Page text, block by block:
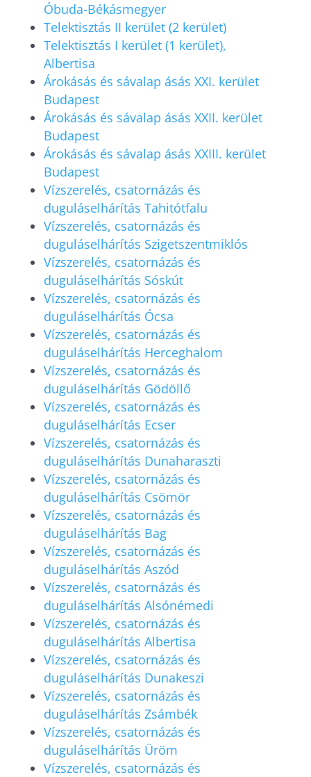
Óbuda-Békásmegyer
Telektisztás II kerület (2 kerület)
Telektisztás I kerület (1 kerület),
Albertisa
Árokásás és sávalap ásás XXI. kerület
Budapest
Árokásás és sávalap ásás XXII. kerület
Budapest
Árokásás és sávalap ásás XXIII. kerület
Budapest
Vízszerelés, csatornázás és
duguláselhárítás Tahitótfalu
Vízszerelés, csatornázás és
duguláselhárítás Szigetszentmiklós
Vízszerelés, csatornázás és
duguláselhárítás Sóskút
Vízszerelés, csatornázás és
duguláselhárítás Ócsa
Vízszerelés, csatornázás és
duguláselhárítás Herceghalom
Vízszerelés, csatornázás és
duguláselhárítás Gödöllő
Vízszerelés, csatornázás és
duguláselhárítás Ecser
Vízszerelés, csatornázás és
duguláselhárítás Dunaharaszti
Vízszerelés, csatornázás és
duguláselhárítás Csömör
Vízszerelés, csatornázás és
duguláselhárítás Bag
Vízszerelés, csatornázás és
duguláselhárítás Aszód
Vízszerelés, csatornázás és
duguláselhárítás Alsónémedi
Vízszerelés, csatornázás és
duguláselhárítás Albertisa
Vízszerelés, csatornázás és
duguláselhárítás Dunakeszi
Vízszerelés, csatornázás és
duguláselhárítás Zsámbék
Vízszerelés, csatornázás és
duguláselhárítás Üröm
Vízszerelés, csatornázás és